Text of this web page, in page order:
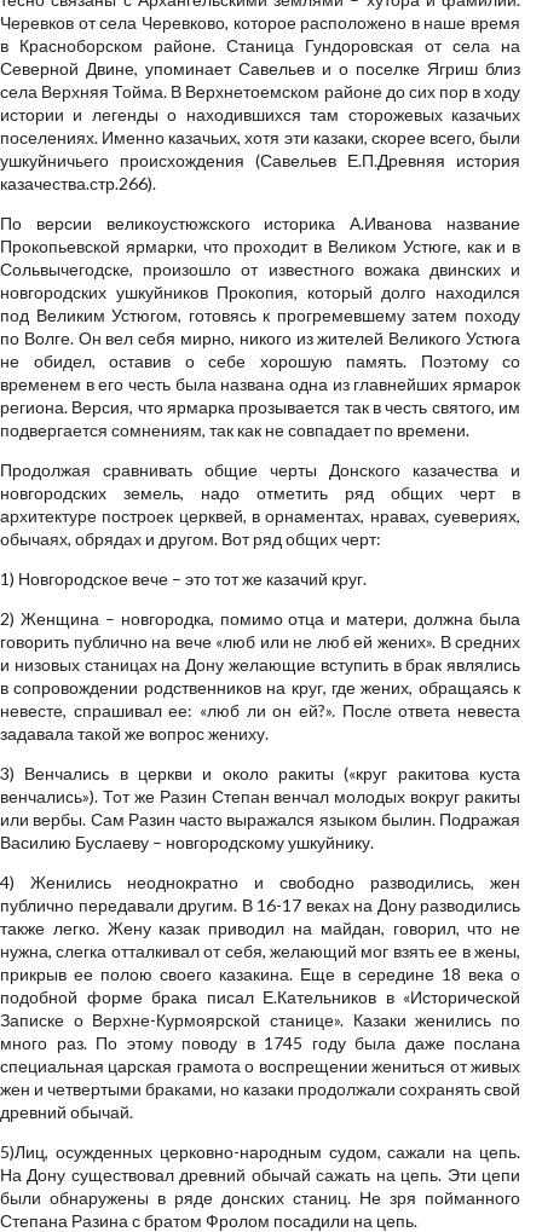
Черевков от села Черевково, которое расположено в наше время
в Красноборском районе. Станица Гундоровская от села на
Северной Двине, упоминает Савельев и о поселке Ягриш близ
села Верхняя Тойма. В Верхнетоемском районе до сих пор в ходу
истории и легенды о находившихся там сторожевых казачьих
поселениях. Именно казачьих, хотя эти казаки, скорее всего, были
ушкуйничьего происхождения (Савельев Е.П.Древняя история
казачества.стр.266).
По версии великоустюжского историка А.Иванова название
Прокопьевской ярмарки, что проходит в Великом Устюге, как и в
Сольвычегодске, произошло от известного вожака двинских и
новгородских ушкуйников Прокопия, который долго находился
под Великим Устюгом, готовясь к прогремевшему затем походу
по Волге. Он вел себя мирно, никого из жителей Великого Устюга
не обидел, оставив о себе хорошую память. Поэтому со
временем в его честь была названа одна из главнейших ярмарок
региона. Версия, что ярмарка прозывается так в честь святого, им
подвергается сомнениям, так как не совпадает по времени.
Продолжая сравнивать общие черты Донского казачества и
новгородских земель, надо отметить ряд общих черт в
архитектуре построек церквей, в орнаментах, нравах, суевериях,
обычаях, обрядах и другом. Вот ряд общих черт:
1) Новгородское вече – это тот же казачий круг.
2) Женщина – новгородка, помимо отца и матери, должна была
говорить публично на вече «люб или не люб ей жених». В средних
и низовых станицах на Дону желающие вступить в брак являлись
в сопровождении родственников на круг, где жених, обращаясь к
невесте, спрашивал ее: «люб ли он ей?». После ответа невеста
задавала такой же вопрос жениху.
3) Венчались в церкви и около ракиты («круг ракитова куста
венчались»). Тот же Разин Степан венчал молодых вокруг ракиты
или вербы. Сам Разин часто выражался языком былин. Подражая
Василию Буслаеву – новгородскому ушкуйнику.
4) Женились неоднократно и свободно разводились, жен
публично передавали другим. В 16-17 веках на Дону разводились
также легко. Жену казак приводил на майдан, говорил, что не
нужна, слегка отталкивал от себя, желающий мог взять ее в жены,
прикрыв ее полою своего казакина. Еще в середине 18 века о
подобной форме брака писал Е.Кательников в «Исторической
Записке о Верхне-Курмоярской станице». Казаки женились по
много раз. По этому поводу в 1745 году была даже послана
специальная царская грамота о воспрещении жениться от живых
жен и четвертыми браками, но казаки продолжали сохранять свой
древний обычай.
5)Лиц, осужденных церковно-народным судом, сажали на цепь.
На Дону существовал древний обычай сажать на цепь. Эти цепи
были обнаружены в ряде донских станиц. Не зря пойманного
Степана Разина с братом Фролом посадили на цепь.